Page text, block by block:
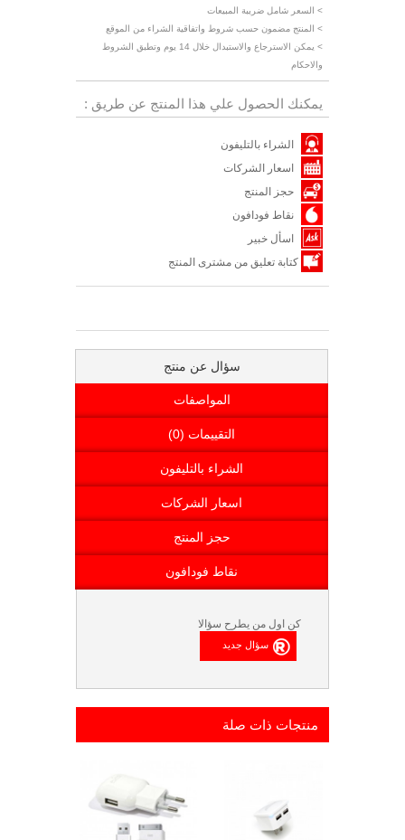
> السعر شامل ضريبة المبيعات
> المنتج مضمون حسب شروط واتفاقية الشراء من الموقع
> يمكن الاسترجاع والاستبدال خلال 14 يوم وتطبق الشروط
والاحكام
يمكنك الحصول علي هذا المنتج عن طريق :
الشراء بالتليفون
اسعار الشركات
حجز المنتج
نقاط فودافون
اسأل خبير
كتابة تعليق من مشترى المنتج
سؤال عن منتج
المواصفات
التقييمات (0)
الشراء بالتليفون
اسعار الشركات
حجز المنتج
نقاط فودافون
كن اول من يطرح سؤالا
منتجات ذات صلة